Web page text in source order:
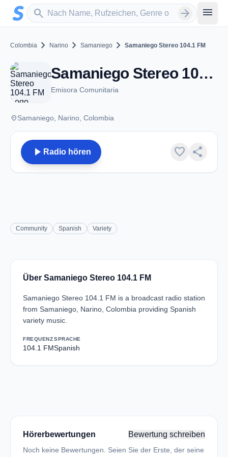
Zum Hauptinhalt springen
search
Sender suchen arrow_forward menu
Colombia chevron_right Narino chevron_right Samaniego chevron_right Samaniego Stereo 104.1 FM
Samaniego Stereo 104.1 FM - FM 104.1 - Samaniego
Emisora Comunitaria
placeSamaniego, Narino, Colombia
play_arrow Radio hören favorite share
Community Spanish Variety
Über Samaniego Stereo 104.1 FM
Samaniego Stereo 104.1 FM is a broadcast radio station
from Samaniego, Narino, Colombia providing Spanish
variety music.
FREQUENZ
104.1 FM
SPRACHE
Spanish
Hörerbewertungen Bewertung schreiben
Noch keine Bewertungen. Seien Sie der Erste, der seine